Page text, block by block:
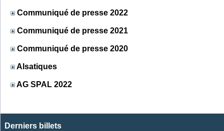
Communiqué de presse 2022
Communiqué de presse 2021
Communiqué de presse 2020
Alsatiques
AG SPAL 2022
Derniers billets